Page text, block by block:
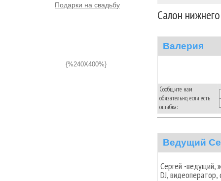
Подарки на свадьбу
{%240X400%}
Салон
Валерия
Сообщите нам
обязательно, если есть
ошибка:
Ведущий
Сергей -ведущий,
DJ,